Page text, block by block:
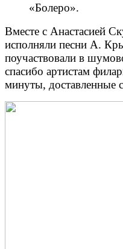
«Болеро».
Вместе с Анастасией
исполняли песни А.
поучаствовали в
спасибо артистам
минуты, доставленные